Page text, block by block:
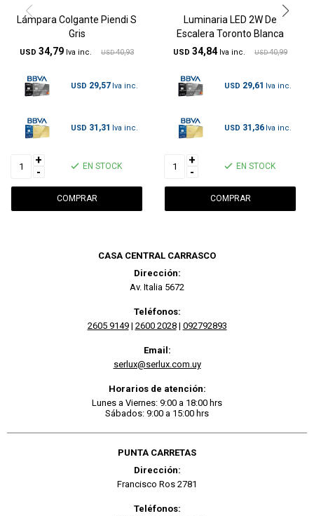
Lámpara Colgante Piendi S
Gris
USD 34,79 USD 40,93
USD 29,57
USD 31,31
+
-
EN STOCK
Luminaria LED 2W De
Escalera Toronto Blanca
USD 34,84 USD 40,99
USD 29,61
USD 31,36
+
-
EN STOCK
CASA CENTRAL CARRASCO
Dirección:
Av. Italia 5672
Teléfonos:
2605 9149| 2600 2028| 092792893
Email:
serlux@serlux.com.uy
Horarios de atención:
Lunes a Viernes: 9:00 a 18:00 hrs
Sábados: 9:00 a 15:00 hrs
PUNTA CARRETAS
Dirección:
Francisco Ros 2781
Teléfonos: